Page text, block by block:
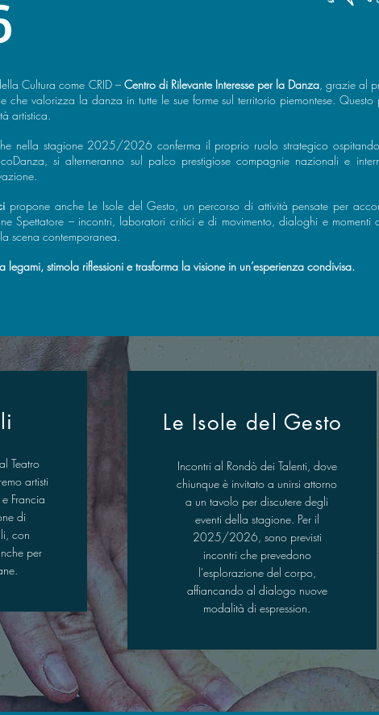
Cultura come CRID – Centro di Rilevante Interesse per la Danza, grazie al
valorizza la danza in tutte le sue forme sul territorio piemontese. Questo
artistica.
nella stagione 2025/2026 conferma il proprio ruolo strategico
si alterneranno sul palco prestigiose compagnie nazionali e
propone anche Le Isole del Gesto, un percorso di attività pensate per
Spettatore – incontri, laboratori critici e di movimento, dialoghi e
scena contemporanea.
stimola riflessioni e trasforma la visione in un’esperienza condivisa.
Teatro
artisti
Francia
di
con
per
Le Isole del Gesto
Incontri al Rondò dei Talenti, dove
chiunque è invitato a unirsi attorno
a un tavolo per discutere degli
eventi della stagione. Per il
2025/2026, sono previsti
incontri che prevedono
l'esplorazione del corpo,
affiancando al dialogo nuove
modalità di espression.